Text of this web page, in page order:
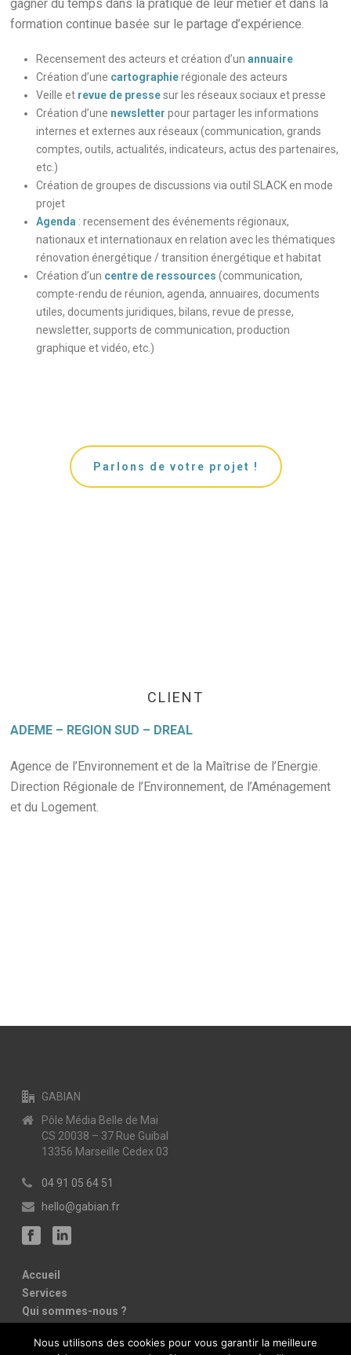
gagner du temps dans la pratique de leur métier et dans la
formation continue basée sur le partage d’expérience.
Recensement des acteurs et création d’unannuaire
Création d’une cartographierégionale des acteurs
Veille et revue de pressesur les réseaux sociaux et presse
Création d’une newsletter pour partager les informations
internes et externes aux réseaux (communication, grands
comptes, outils, actualités, indicateurs, actus des partenaires,
etc.)
Création de groupes de discussions via outil SLACK en mode
projet
Agenda : recensement des événements régionaux,
nationaux et internationaux en relation avec les thématiques
rénovation énergétique / transition énergétique et habitat
Création d’un centre de ressources (communication,
compte-rendu de réunion, agenda, annuaires, documents
utiles, documents juridiques, bilans, revue de presse,
newsletter, supports de communication, production
graphique et vidéo, etc.)
Parlons de votre projet !
CLIENT
ADEME – REGION SUD – DREAL
Agence de l’Environnement et de la Maîtrise de l’Energie.
Direction Régionale de l’Environnement, de l’Aménagement
et du Logement.
GABIAN
Pôle Média Belle de Mai
CS 20038 – 37 Rue Guibal
13356 Marseille Cedex 03
04 91 05 64 51
hello@gabian.fr
Accueil
Services
Qui sommes-nous ?
Contact
Nous utilisons des cookies pour vous garantir la meilleure